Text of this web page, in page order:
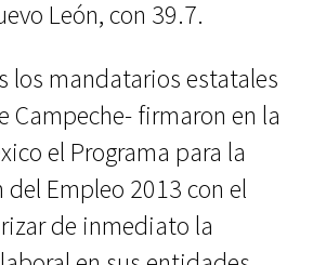
León, con 39.7.
los mandatarios estatales
Campeche- firmaron en la
el Programa para la
Empleo 2013 con el
de inmediato la